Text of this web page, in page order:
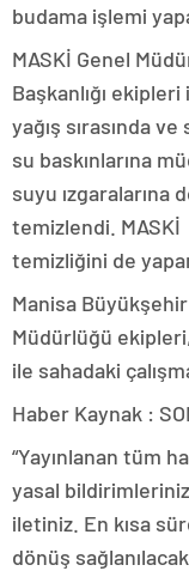
budama işlemi
MASKİ Genel
Başkanlığı
yağış sırasında
su baskınlarına
suyu ızgaralarına
temizlendi. MASKİ
temizliğini de
Manisa
Müdürlüğü
ile sahadaki
Haber Kaynak :
“Yayınlanan tüm
yasal
iletiniz. En kısa
dönüş